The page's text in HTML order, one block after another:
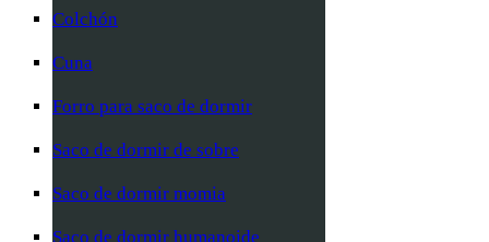
Colchón
Cuna
Forro para saco de dormir
Saco de dormir de sobre
Saco de dormir momia
Saco de dormir humanoide